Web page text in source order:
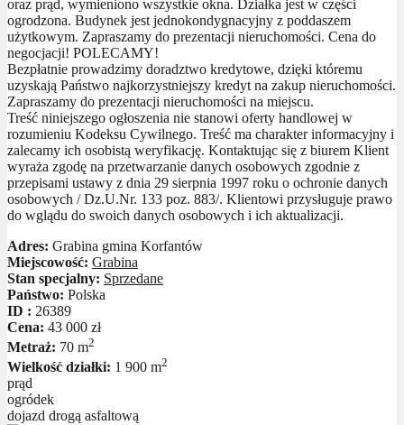
oraz prąd, wymieniono wszystkie okna. Działka jest w części
ogrodzona. Budynek jest jednokondygnacyjny z poddaszem
użytkowym. Zapraszamy do prezentacji nieruchomości. Cena do
negocjacji! POLECAMY!
Bezpłatnie prowadzimy doradztwo kredytowe, dzięki któremu
uzyskają Państwo najkorzystniejszy kredyt na zakup nieruchomości.
Zapraszamy do prezentacji nieruchomości na miejscu.
Treść niniejszego ogłoszenia nie stanowi oferty handlowej w
rozumieniu Kodeksu Cywilnego. Treść ma charakter informacyjny i
zalecamy ich osobistą weryfikację. Kontaktując się z biurem Klient
wyraża zgodę na przetwarzanie danych osobowych zgodnie z
przepisami ustawy z dnia 29 sierpnia 1997 roku o ochronie danych
osobowych / Dz.U.Nr. 133 poz. 883/. Klientowi przysługuje prawo
do wglądu do swoich danych osobowych i ich aktualizacji.
Adres: Grabina gmina Korfantów
Miejscowość: Grabina
Stan specjalny: Sprzedane
Państwo: Polska
ID : 26389
Cena: 43 000 zł
Metraż: 70 m2
Wielkość działki: 1 900 m2
prąd
ogródek
dojazd drogą asfaltową